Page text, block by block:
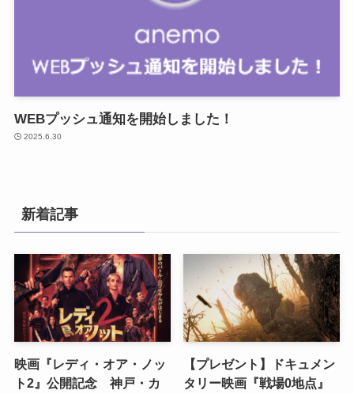
WEBプッシュ通知を開始しました！
2025.6.30
新着記事
映画『レディ・オア・ノッ
ト2』公開記念 神戸・カ
【プレゼント】ドキュメン
タリー映画『戦場0地点』